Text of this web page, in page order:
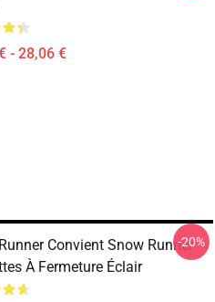
- 28,06 €
Convient Snow Runner
À Fermeture Éclair
-20%